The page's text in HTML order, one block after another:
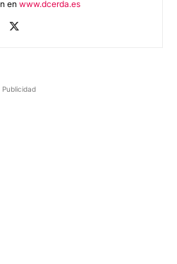
en www.dcerda.es
Publicidad